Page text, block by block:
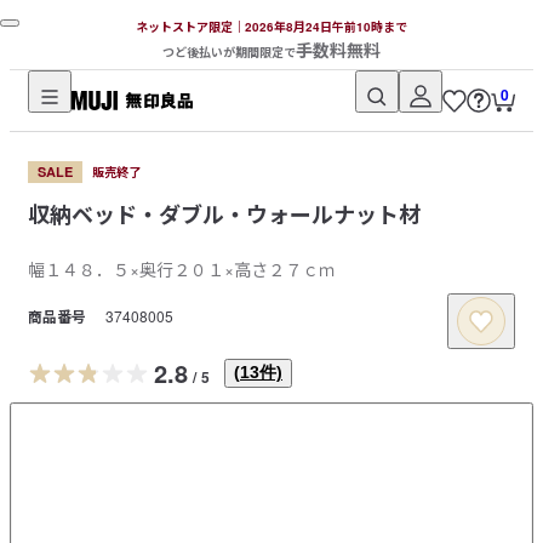
ネットストア限定｜2026年8月24日午前10時まで
つど後払いが期間限定で手数料無料
無
印
良
品
ッ
ト
ト
ア
0
SALE 販売終了
収納ベッド・ダブル・ウォールナット材
幅１４８．５×奥行２０１×高さ２７ｃｍ
商品番号 37408005
2.8 / 5 (13件)